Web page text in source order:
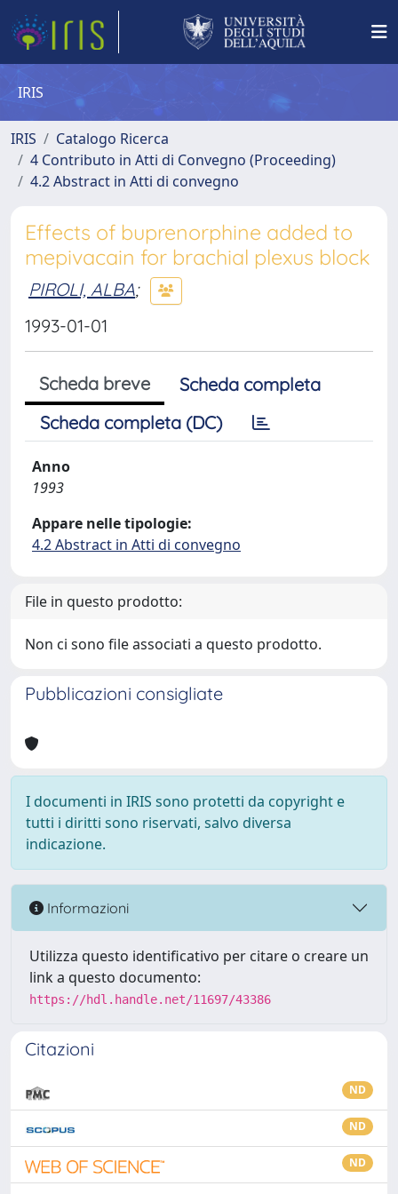
IRIS
IRIS
Catalogo Ricerca
4 Contributo in Atti di Convegno (Proceeding)
4.2 Abstract in Atti di convegno
Effects of buprenorphine added to
mepivacain for brachial plexus block
PIROLI, ALBA;
1993-01-01
Scheda breve
Scheda completa
Scheda completa (DC)
Anno
1993
Appare nelle tipologie:
4.2 Abstract in Atti di convegno
File in questo prodotto:
Non ci sono file associati a questo prodotto.
Pubblicazioni consigliate
I documenti in IRIS sono protetti da copyright e
tutti i diritti sono riservati, salvo diversa
indicazione.
Informazioni
Utilizza questo identificativo per citare o creare un
link a questo documento:
https://hdl.handle.net/11697/43386
Citazioni
ND
ND
ND